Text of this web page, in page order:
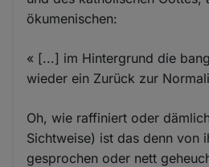
ökumenischen:
« [...] im Hintergrund die
wieder ein Zurück zur
Oh, wie raffiniert oder
Sichtweise) ist das denn von
gesprochen oder nett